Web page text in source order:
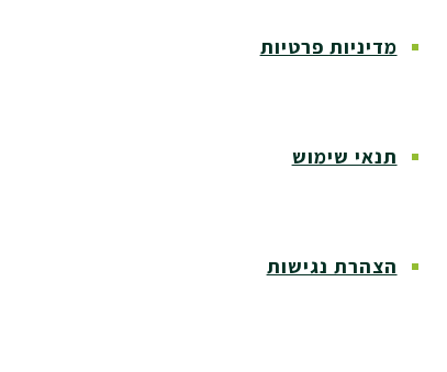
מדיניות פרטיות
תנאי שימוש
הצהרת נגישות